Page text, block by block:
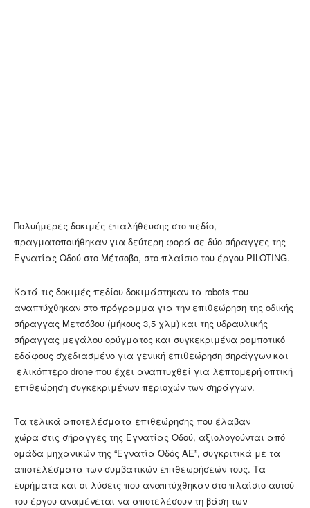
Πολυήμερες δοκιμές επαλήθευσης στο πεδίο,
πραγματοποιήθηκαν για δεύτερη φορά σε δύο σήραγγες της
Εγνατίας Οδού στο Μέτσοβο, στο πλαίσιo του έργου PILOTING.
Κατά τις δοκιμές πεδίου δοκιμάστηκαν τα robots που
αναπτύχθηκαν στο πρόγραμμα για την επιθεώρηση της οδικής
σήραγγας Μετσόβου (μήκους 3,5 χλμ) και της υδραυλικής
σήραγγας μεγάλου ορύγματος και συγκεκριμένα ρομποτικό
εδάφους σχεδιασμένο για γενική επιθεώρηση σηράγγων και
ελικόπτερο drone που έχει αναπτυχθεί για λεπτομερή οπτική
επιθεώρηση συγκεκριμένων περιοχών των σηράγγων.
Τα τελικά αποτελέσματα επιθεώρησης που έλαβαν
χώρα στις σήραγγες της Εγνατίας Οδού, αξιολογούνται από
ομάδα μηχανικών της “Εγνατία Οδός ΑΕ”, συγκριτικά με τα
αποτελέσματα των συμβατικών επιθεωρήσεών τους. Τα
ευρήματα και οι λύσεις που αναπτύχθηκαν στο πλαίσιο αυτού
του έργου αναμένεται να αποτελέσουν τη βάση των